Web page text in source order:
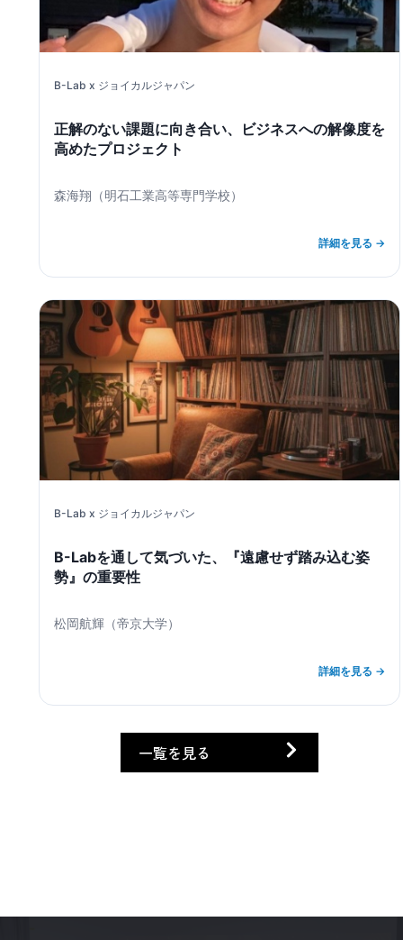
B-Lab x ジョイカルジャパン
正解のない課題に向き合い、ビジネスへの解像度を
高めたプロジェクト
森海翔 （明石工業高等専門学校）
詳細を見る →
B-Lab x ジョイカルジャパン
B-Labを通して気づいた、『遠慮せず踏み込む姿
勢』の重要性
松岡航輝 （帝京大学）
詳細を見る →
一覧を見る